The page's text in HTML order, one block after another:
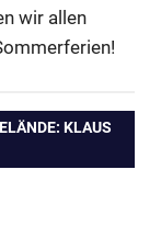
wir allen
KLAUS